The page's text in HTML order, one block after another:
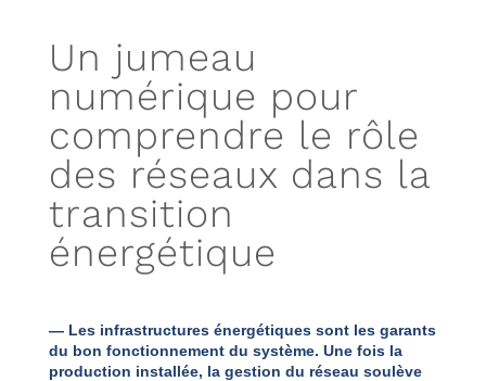
Un jumeau
numérique pour
comprendre le rôle
des réseaux dans la
transition
énergétique
— Les infrastructures énergétiques sont les garants
du bon fonctionnement du système. Une fois la
production installée, la gestion du réseau soulève